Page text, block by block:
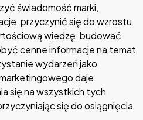
świadomość marki,
przyczynić się do wzrostu
wiedzę, budować
cenne informacje na temat
wydarzeń jako
daje
się na wszystkich tych
się do osiągnięcia